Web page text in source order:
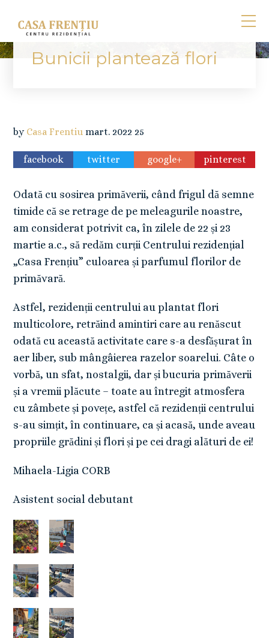
Bunicii plantează flori
by Casa Frentiu mart. 2022 25
facebook twitter google+ pinterest
Odată cu sosirea primăverii, când frigul dă semne
timide că se retrage de pe meleagurile noastre,
am considerat potrivit ca, în zilele de 22 și 23
martie a.c., să redăm curții Centrului rezidențial
„Casa Frențiu” culoarea și parfumul florilor de
primăvară.
Astfel, rezidenții centrului au plantat flori
multicolore, retrăind amintiri care au renăscut
odată cu această activitate care s-a desfășurat în
aer liber, sub mângâierea razelor soarelui. Câte o
vorbă, un sfat, nostalgii, dar și bucuria primăverii
și a vremii plăcute – toate au întregit atmosfera
cu zâmbete și povețe, astfel că rezidenții centrului
s-au simțit, în continuare, ca și acasă, unde aveau
propriile grădini și flori și pe cei dragi alături de ei!
Mihaela-Ligia CORB
Asistent social debutant